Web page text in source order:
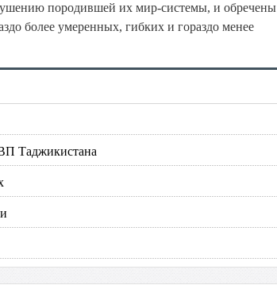
породившей их мир-системы, и обречены
более умеренных, гибких и гораздо менее
Таджикистана